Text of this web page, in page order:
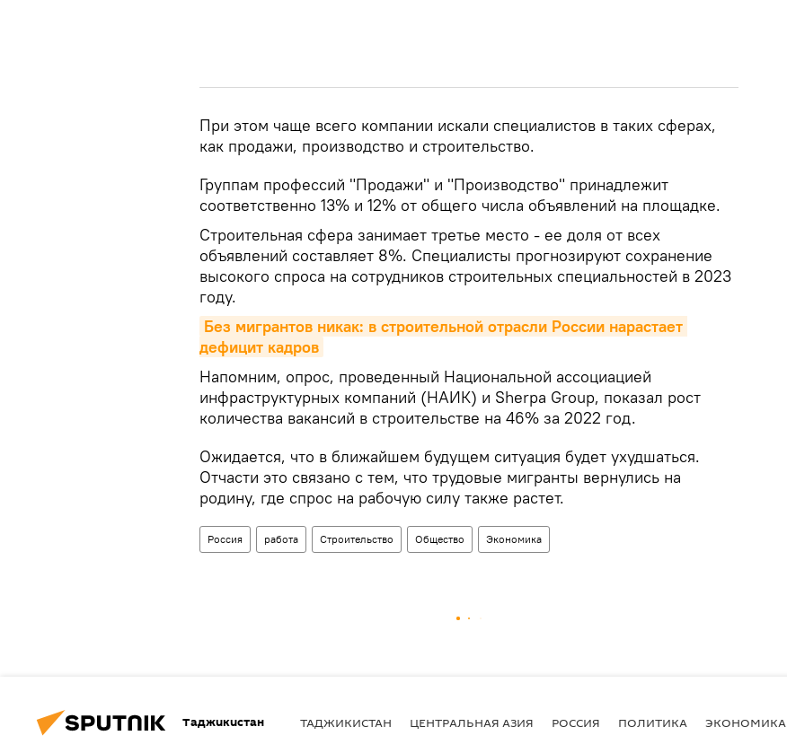
При этом чаще всего компании искали специалистов в таких сферах,
как продажи, производство и строительство.
Группам профессий "Продажи" и "Производство" принадлежит
соответственно 13% и 12% от общего числа объявлений на площадке.
Строительная сфера занимает третье место - ее доля от всех
объявлений составляет 8%. Специалисты прогнозируют сохранение
высокого спроса на сотрудников строительных специальностей в 2023
году.
Без мигрантов никак: в строительной отрасли России нарастает
дефицит кадров
Напомним, опрос, проведенный Национальной ассоциацией
инфраструктурных компаний (НАИК) и Sherpa Group, показал рост
количества вакансий в строительстве на 46% за 2022 год.
Ожидается, что в ближайшем будущем ситуация будет ухудшаться.
Отчасти это связано с тем, что трудовые мигранты вернулись на
родину, где спрос на рабочую силу также растет.
Россия работа Строительство Общество Экономика
Таджикистан ТАДЖИКИСТАН ЦЕНТРАЛЬНАЯ АЗИЯ РОССИЯ ПОЛИТИКА ЭКОНОМИКА